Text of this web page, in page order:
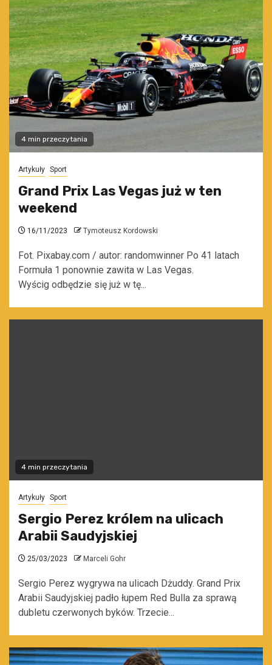
4 min przeczytania
Artykuły Sport
Grand Prix Las Vegas już w ten
weekend
16/11/2023 Tymoteusz Kordowski
Fot. Pixabay.com / autor: randomwinner Po 41 latach
Formuła 1 ponownie zawita w Las Vegas.
Wyścig odbędzie się już w tę...
4 min przeczytania
Artykuły Sport
Sergio Perez królem na ulicach
Arabii Saudyjskiej
25/03/2023 Marceli Gohr
Sergio Perez wygrywa na ulicach Dżuddy. Grand Prix
Arabii Saudyjskiej padło łupem Red Bulla za sprawą
dubletu czerwonych byków. Trzecie...